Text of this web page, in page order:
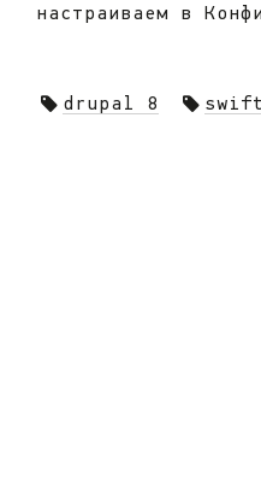
настраиваем в
drupal 8